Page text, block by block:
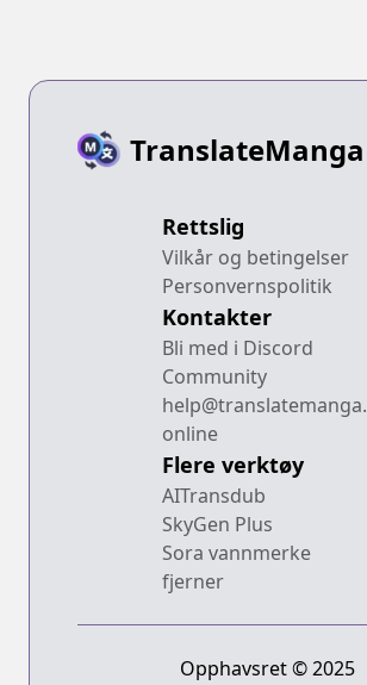
TranslateManga
Rettslig
Vilkår og betingelser
Personvernspolitik
Kontakter
Bli med i Discord
Community
help@translatemanga.
online
Flere verktøy
AITransdub
SkyGen Plus
Sora vannmerke
fjerner
Opphavsret © 2025